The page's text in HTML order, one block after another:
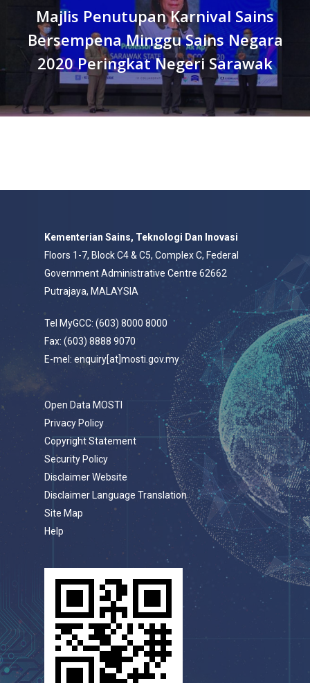
Majlis Penutupan Karnival Sains
Bersempena Minggu Sains Negara
2020 Peringkat Negeri Sarawak
Kementerian Sains, Teknologi Dan Inovasi
Floors 1-7, Block C4 & C5, Complex C, Federal
Government Administrative Centre 62662
Putrajaya, MALAYSIA
Tel MyGCC: (603) 8000 8000
Fax: (603) 8888 9070
E-mel: enquiry[at]mosti.gov.my
Open Data MOSTI
Privacy Policy
Copyright Statement
Security Policy
Disclaimer Website
Disclaimer Language Translation
Site Map
Help